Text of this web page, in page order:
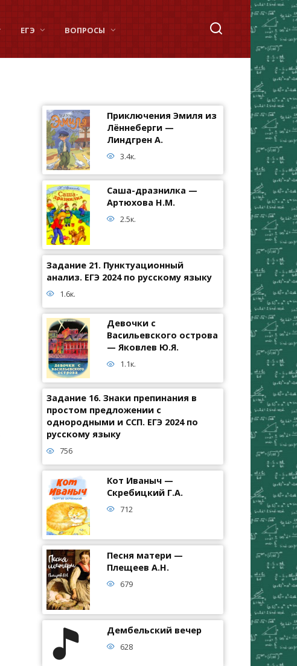
ЕГЭ ВОПРОСЫ
Приключения Эмиля из
Лённеберги —
Линдгрен А.
3.4к.
Саша-дразнилка —
Артюхова Н.М.
2.5к.
Задание 21. Пунктуационный
анализ. ЕГЭ 2024 по русскому языку
1.6к.
Девочки с
Васильевского острова
— Яковлев Ю.Я.
1.1к.
Задание 16. Знаки препинания в
простом предложении с
однородными и ССП. ЕГЭ 2024 по
русскому языку
756
Кот Иваныч —
Скребицкий Г.А.
712
Песня матери —
Плещеев А.Н.
679
Дембельский вечер
628